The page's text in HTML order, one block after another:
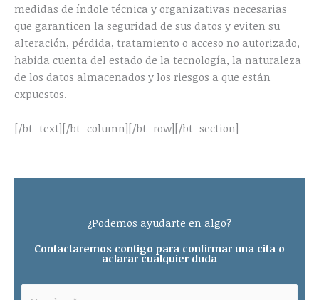
medidas de índole técnica y organizativas necesarias
que garanticen la seguridad de sus datos y eviten su
alteración, pérdida, tratamiento o acceso no autorizado,
habida cuenta del estado de la tecnología, la naturaleza
de los datos almacenados y los riesgos a que están
expuestos.
[/bt_text][/bt_column][/bt_row][/bt_section]
¿Podemos ayudarte en algo?
Contactaremos contigo para confirmar una cita o
aclarar cualquier duda